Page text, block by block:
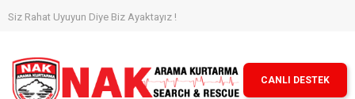
Siz Rahat Uyuyun Diye Biz Ayaktayız !
CANLI DESTEK